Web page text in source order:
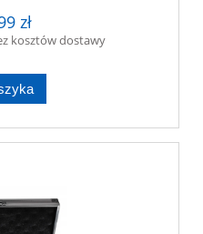
zł
kosztów dostawy